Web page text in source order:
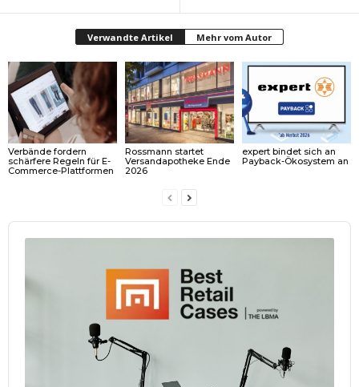
Verwandte Artikel Mehr vom Autor
Verbände fordern
schärfere Regeln für E-
Commerce-Plattformen
Rossmann startet
Versandapotheke Ende
2026
expert bindet sich an
Payback-Ökosystem an
Audio
Player